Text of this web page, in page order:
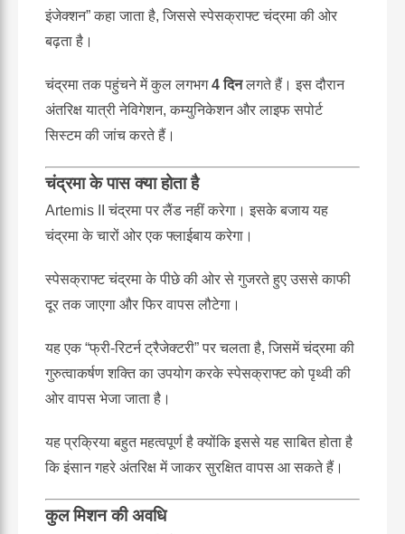
इंजेक्शन” कहा जाता है, जिससे स्पेसक्राफ्ट चंद्रमा की ओर
बढ़ता है।
चंद्रमा तक पहुंचने में कुल लगभग4 दिनलगते हैं। इस दौरान
अंतरिक्ष यात्री नेविगेशन, कम्युनिकेशन और लाइफ सपोर्ट
सिस्टम की जांच करते हैं।
चंद्रमा के पास क्या होता है
Artemis II चंद्रमा पर लैंड नहीं करेगा। इसके बजाय यह
चंद्रमा के चारों ओर एक फ्लाईबाय करेगा।
स्पेसक्राफ्ट चंद्रमा के पीछे की ओर से गुजरते हुए उससे काफी
दूर तक जाएगा और फिर वापस लौटेगा।
यह एक “फ्री-रिटर्न ट्रैजेक्टरी” पर चलता है, जिसमें चंद्रमा की
गुरुत्वाकर्षण शक्ति का उपयोग करके स्पेसक्राफ्ट को पृथ्वी की
ओर वापस भेजा जाता है।
यह प्रक्रिया बहुत महत्वपूर्ण है क्योंकि इससे यह साबित होता है
कि इंसान गहरे अंतरिक्ष में जाकर सुरक्षित वापस आ सकते हैं।
कुल मिशन की अवधि